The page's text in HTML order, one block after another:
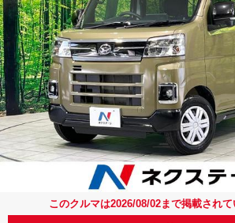
このクルマは2026/08/02まで掲載されて